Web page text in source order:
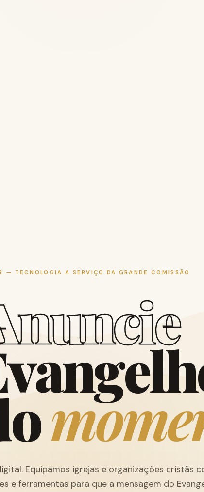
— TECNOLOGIA A SERVIÇO DA GRANDE COMISSÃO
nuncie
vangelh
omome
Equipamos igrejas e organizações cristãs
e ferramentas para que a mensagem do